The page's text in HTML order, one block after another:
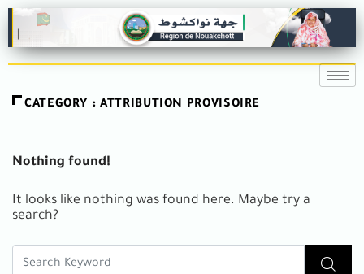
CATEGORY : ATTRIBUTION PROVISOIRE
Nothing found!
It looks like nothing was found here. Maybe try a
search?